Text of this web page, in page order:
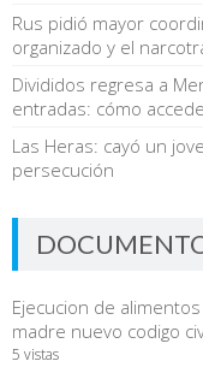
Rus pidió mayor
organizado y el
Divididos regresa a
entradas: cómo
Las Heras: cayó un
persecución
Ejecucion de
madre nuevo codigo
5 vistas